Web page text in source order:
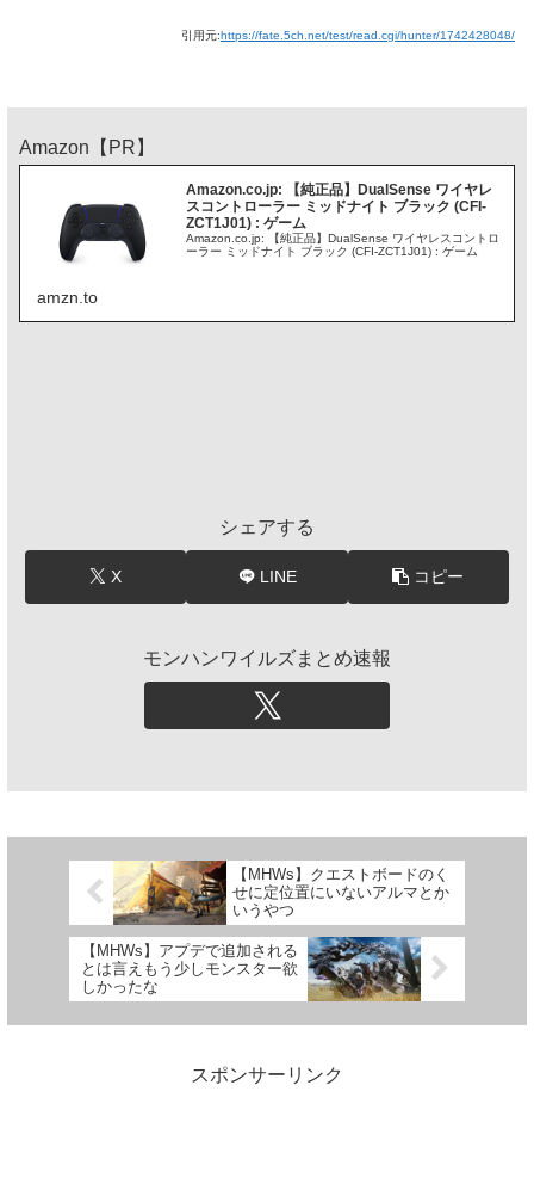
引用元:https://fate.5ch.net/test/read.cgi/hunter/1742428048/
Amazon【PR】
Amazon.co.jp: 【純正品】DualSense ワイヤレ
スコントローラー ミッドナイト ブラック (CFI-
ZCT1J01) : ゲーム
Amazon.co.jp: 【純正品】DualSense ワイヤレスコントロ
ーラー ミッドナイト ブラック (CFI-ZCT1J01) : ゲーム
amzn.to
シェアする
X LINE コピー
モンハンワイルズまとめ速報
【MHWs】クエストボードのく
せに定位置にいないアルマとか
いうやつ
【MHWs】アプデで追加される
とは言えもう少しモンスター欲
しかったな
スポンサーリンク